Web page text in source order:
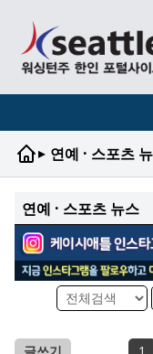
▸ 연예 · 스포츠
연예 · 스포츠 뉴스